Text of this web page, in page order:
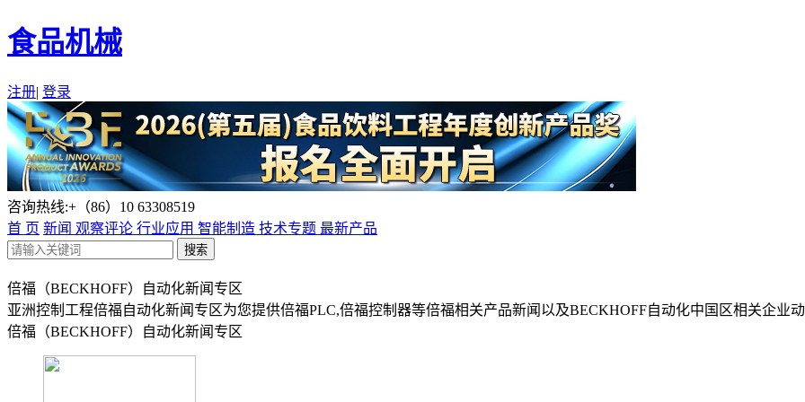
食品机械
注册| 登录
咨询热线:+（86）10 63308519
首 页 新闻 观察评论 行业应用 智能制造 技术专题 最新产品
倍福（BECKHOFF）自动化新闻专区
亚洲控制工程倍福自动化新闻专区为您提供倍福PLC,倍福控制器等倍福相关产品新闻以及BECKHOFF自动化中国区相关企业
倍福（BECKHOFF）自动化新闻专区